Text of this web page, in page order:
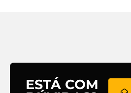
ESTÁ COM